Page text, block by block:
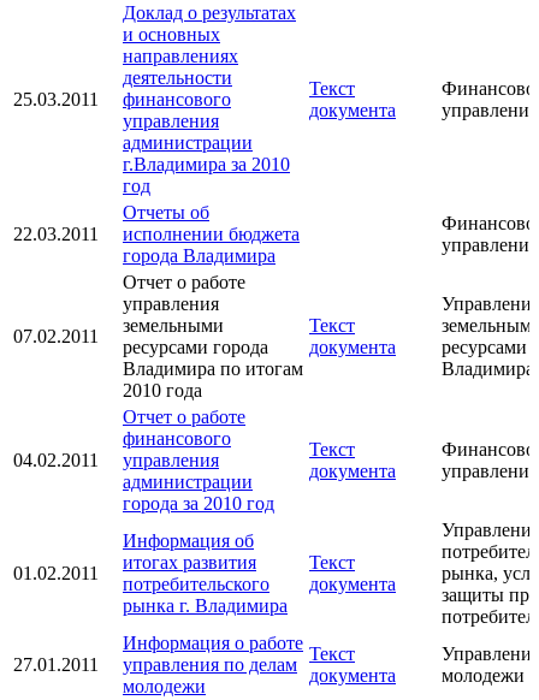
25.03.2011
Доклад о результатах
и основных
направлениях
деятельности
финансового
управления
администрации
г.Владимира за 2010
год
Текст
документа
управление
22.03.2011
Отчеты об
исполнении бюджета
города Владимира
управление
07.02.2011
Отчет о работе
управления
земельными
ресурсами города
Владимира по итогам
2010 года
Текст
документа
Управление
ресурсами
Владимира
04.02.2011
Отчет о работе
финансового
управления
администрации
города за 2010 год
Текст
документа
управление
01.02.2011
Информация об
итогах развития
потребительского
рынка г. Владимира
Текст
документа
Управление
рынка,
защиты
27.01.2011
Информация о работе
управления по делам
молодежи
Текст
документа
молодежи